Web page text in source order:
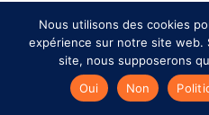
Nous utilisons des cookies
expérience sur notre site web.
site, nous supposerons
Oui
Non